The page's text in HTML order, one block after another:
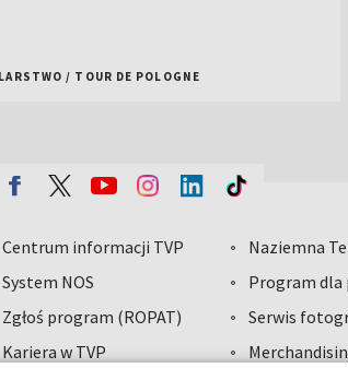
/ TOUR DE POLOGNE
Centrum informacji TVP
System NOS
Zgłoś program (ROPAT)
Kariera w TVP
Naziemna
Program dla
Serwis